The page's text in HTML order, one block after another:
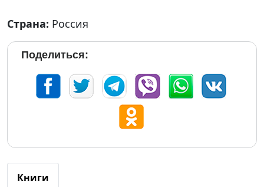
Страна: Россия
Поделиться:
Книги